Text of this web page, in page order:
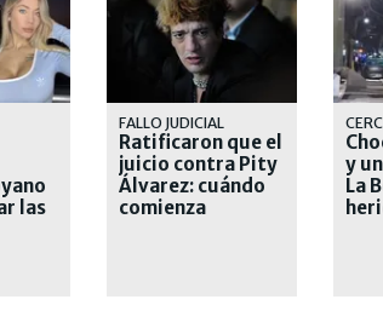
las
FALLO JUDICIAL
Ratificaron que el
juicio contra Pity
Álvarez: cuándo
comienza
y
La